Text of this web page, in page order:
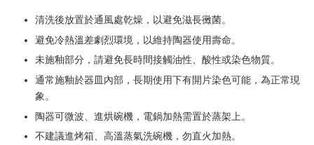
清洗後放置於通風處乾燥，以避免滋長黴菌。
避免冷熱溫差劇烈環境，以維持陶器使用壽命。
未施釉部分，請避免長時間接觸油性、酸性或染色物質。
通常施釉於器皿內部，長期使用下有開片染色可能，為正常現
象。
陶器可微波、進烘碗機，電鍋加熱需置於蒸架上。
不建議進烤箱、高溫蒸氣洗碗機，勿直火加熱。